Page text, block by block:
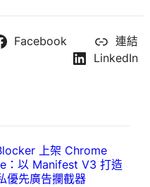
Facebook
連結
LinkedIn
上架 Chrome
：以 Manifest V3 打造
優先廣告攔截器